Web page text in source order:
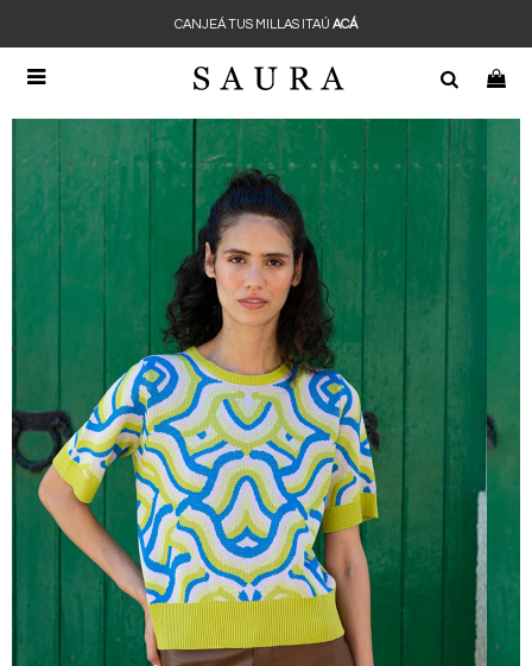

CANJEÁ TUS MILLAS ITAÚ ACÁ